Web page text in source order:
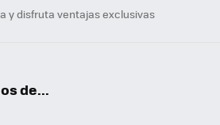
y disfruta ventajas exclusivas
de...